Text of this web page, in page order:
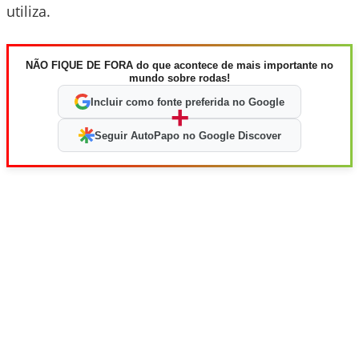
utiliza.
NÃO FIQUE DE FORA do que acontece de mais importante no
mundo sobre rodas!
Incluir como fonte preferida no Google
+
Seguir AutoPapo no Google Discover